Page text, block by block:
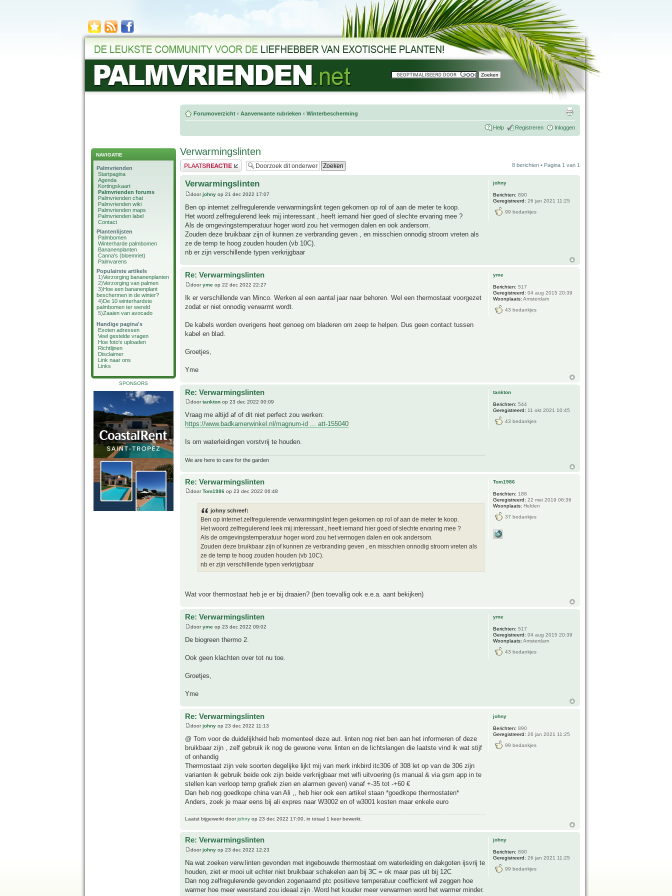
NAVIGATIE
Palmvrienden
Startpagina
Agenda
Kortingskaart
Palmvrienden forums
Palmvrienden chat
Palmvrienden wiki
Palmvrienden maps
Palmvrienden label
Contact
Plantenlijsten
Palmbomen
Winterharde palmbomen
Bananenplanten
Canna's (bloemriet)
Palmvarens
Populairste artikels
1)Verzorging bananenplanten
2)Verzorging van palmen
3)Hoe een bananenplant
beschermen in de winter?
4)De 10 winterhardste
palmbomen ter wereld
5)Zaaien van avocado
Handige pagina's
Exoten adressen
Veel gestelde vragen
Hoe foto's uploaden
Richtlijnen
Disclaimer
Link naar ons
Links
SPONSORS
Forumoverzicht ‹ Aanverwante rubrieken ‹ Winterbescherming
Help Registreren Inloggen
Verwarmingslinten
Plaats een reactie 8 berichten • Pagina 1 van 1
Verwarmingslinten
doorjohny op 21 dec 2022 17:07
Ben op internet zelfregulerende verwarmingslint tegen gekomen op rol of aan de meter te koop.
Het woord zelfregulerend leek mij interessant , heeft iemand hier goed of slechte ervaring mee ?
Als de omgevingstemperatuur hoger word zou het vermogen dalen en ook andersom.
Zouden deze bruikbaar zijn of kunnen ze verbranding geven , en misschien onnodig stroom vreten als
ze de temp te hoog zouden houden (vb 10C).
nb er zijn verschillende typen verkrijgbaar
johny
Berichten: 890
Geregistreerd: 26 jan 2021 11:25
99 bedankjes
Re: Verwarmingslinten
dooryme op 22 dec 2022 22:27
Ik er verschillende van Minco. Werken al een aantal jaar naar behoren. Wel een thermostaat voorgezet
zodat er niet onnodig verwarmt wordt.
De kabels worden overigens heet genoeg om bladeren om zeep te helpen. Dus geen contact tussen
kabel en blad.
Groetjes,
Yme
yme
Berichten: 517
Geregistreerd: 04 aug 2015 20:39
Woonplaats: Amsterdam
43 bedankjes
Re: Verwarmingslinten
doortankton op 23 dec 2022 00:09
Vraag me altijd af of dit niet perfect zou werken:
https://www.badkamerwinkel.nl/magnum-id ... att-155040
Is om waterleidingen vorstvrij te houden.
We are here to care for the garden
tankton
Berichten: 544
Geregistreerd: 11 okt 2021 10:45
43 bedankjes
Re: Verwarmingslinten
doorTom1986 op 23 dec 2022 06:48
johny schreef:
Ben op internet zelfregulerende verwarmingslint tegen gekomen op rol of aan de meter te koop.
Het woord zelfregulerend leek mij interessant , heeft iemand hier goed of slechte ervaring mee ?
Als de omgevingstemperatuur hoger word zou het vermogen dalen en ook andersom.
Zouden deze bruikbaar zijn of kunnen ze verbranding geven , en misschien onnodig stroom vreten als
ze de temp te hoog zouden houden (vb 10C).
nb er zijn verschillende typen verkrijgbaar
Wat voor thermostaat heb je er bij draaien? (ben toevallig ook e.e.a. aant bekijken)
Tom1986
Berichten: 188
Geregistreerd: 22 mei 2019 06:36
Woonplaats: Helden
37 bedankjes
Re: Verwarmingslinten
dooryme op 23 dec 2022 09:02
De biogreen thermo 2.
Ook geen klachten over tot nu toe.
Groetjes,
Yme
yme
Berichten: 517
Geregistreerd: 04 aug 2015 20:39
Woonplaats: Amsterdam
43 bedankjes
Re: Verwarmingslinten
doorjohny op 23 dec 2022 11:13
@ Tom voor de duidelijkheid heb momenteel deze aut. linten nog niet ben aan het informeren of deze
bruikbaar zijn , zelf gebruik ik nog de gewone verw. linten en de lichtslangen die laatste vind ik wat stijf
of onhandig
Thermostaat zijn vele soorten degelijke lijkt mij van merk inkbird itc306 of 308 let op van de 306 zijn
varianten ik gebruik beide ook zijn beide verkrijgbaar met wifi uitvoering (is manual & via gsm app in te
stellen kan verloop temp grafiek zien en alarmen geven) vanaf +-35 tot -+60 €
Dan heb nog goedkope china van Ali ,, heb hier ook een artikel staan *goedkope thermostaten*
Anders, zoek je maar eens bij ali expres naar W3002 en of w3001 kosten maar enkele euro
Laatst bijgewerkt doorjohny op 23 dec 2022 17:00, in totaal 1 keer bewerkt.
johny
Berichten: 890
Geregistreerd: 26 jan 2021 11:25
99 bedankjes
Re: Verwarmingslinten
doorjohny op 23 dec 2022 12:23
Na wat zoeken verw.linten gevonden met ingebouwde thermostaat om waterleiding en dakgoten ijsvrij te
houden, ziet er mooi uit echter niet bruikbaar schakelen aan bij 3C = ok maar pas uit bij 12C
Dan nog zelfregulerende gevonden zogenaamd ptc positieve temperatuur coefficient wil zeggen hoe
warmer hoe meer weerstand zou ideaal zijn .Word het kouder meer verwarmen word het warmer minder.
johny
Berichten: 890
Geregistreerd: 26 jan 2021 11:25
99 bedankjes